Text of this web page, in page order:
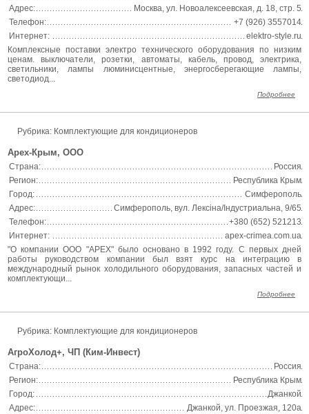
Адрес:
Москва, ул. Новоалексеевская, д. 18, стр. 5
Телефон:
+7 (926) 3557014
Интернет:
elektro-style.ru
Комплексные поставки электро технического оборудования по низким
ценам. выключатели, розетки, автоматы, кабель, провод, электрика,
светильники, лампы люминисцентные, энергосберегающие лампы,
светодиод...
Подробнее
Рубрика: Комплектующие для кондиционеров
Арех-Крым, ООО
Страна:
Россия
Регион:
Республика Крым
Город:
Симферополь
Адрес:
Симферополь, вул. Лексіна/Індустриальна, 9/65
Телефон:
+380 (652) 521213
Интернет:
apex-crimea.com.ua
"О компании ООО "APEX" было основано в 1992 году. С первых дней
работы руководством компании был взят курс на интеграцию в
международный рынок холодильного оборудования, запасных частей и
комплектующи...
Подробнее
Рубрика: Комплектующие для кондиционеров
АгроХолод+, ЧП (Ким-Инвест)
Страна:
Россия
Регион:
Республика Крым
Город:
Джанкой
Адрес:
Джанкой, ул. Проезжая, 120а